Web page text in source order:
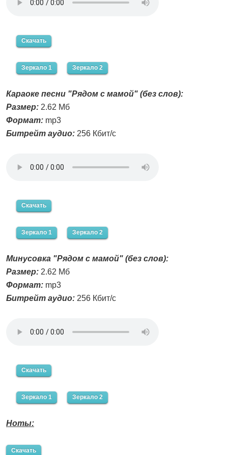
Скачать
Зеркало 1 Зеркало 2
Караоке песни "Рядом с мамой" (без слов):
Размер: 2.62 Мб
Формат: mp3
Битрейт аудио: 256 Кбит/с
Скачать
Зеркало 1 Зеркало 2
Минусовка "Рядом с мамой" (без слов):
Размер: 2.62 Мб
Формат: mp3
Битрейт аудио: 256 Кбит/с
Скачать
Зеркало 1 Зеркало 2
Ноты:
Скачать